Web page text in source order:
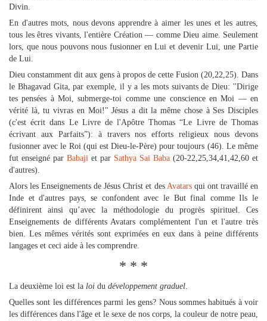
Divin.
En d'autres mots, nous devons apprendre à aimer les unes et les autres,
tous les êtres vivants, l'entière Création — comme Dieu aime. Seulement
lors, que nous pouvons nous fusionner en Lui et devenir Lui, une Partie
de Lui.
Dieu constamment dit aux gens à propos de cette Fusion (20,22,25). Dans
le Bhagavad Gita, par exemple, il y a les mots suivants de Dieu: ''Dirige
tes pensées à Moi, submerge-toi comme une conscience en Moi — en
vérité là, tu vivras en Moi!" Jésus a dit la même chose à Ses Disciples
(c'est écrit dans Le Livre de l'Apôtre Thomas “Le Livre de Thomas
écrivant aux Parfaits”): à travers nos efforts religieux nous devons
fusionner avec le Roi (qui est Dieu-le-Père) pour toujours (46). Le même
fut enseigné par Babaji et par Sathya Sai Baba (20-22,25,34,41,42,60 et
d'autres).
Alors les Enseignements de Jésus Christ et des Avatarsqui ont travaillé en
Inde et d'autres pays, se confondent avec le But final comme Ils le
définirent ainsi qu’avec la méthodologie du progrès spirituel. Ces
Enseignements de différents Avatars complémentent l'un et l'autre très
bien. Les mêmes vérités sont exprimées en eux dans à peine différents
langages et ceci aide à les comprendre.
* * *
La deuxième loi est la loi du développement graduel.
Quelles sont les différences parmi les gens? Nous sommes habitués à voir
les différences dans l'âge et le sexe de nos corps, la couleur de notre peau,